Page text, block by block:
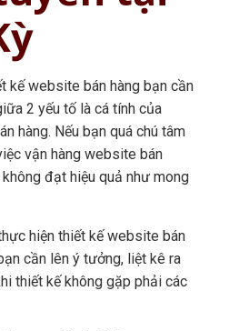
kế website bán hàng bạn cần
2 yếu tố là cá tính của
hàng. Nếu bạn quá chú tâm
vận hàng website bán
đạt hiệu quả như mong
hiện thiết kế website bán
cần lên ý tưởng, liệt kê ra
thiết kế không gặp phải các